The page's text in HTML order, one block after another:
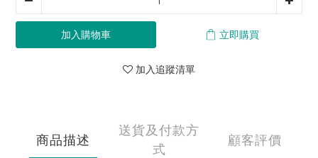
加入購物車 立即購買
加入追蹤清單
商品描述
送貨及付款方
式
顧客評價